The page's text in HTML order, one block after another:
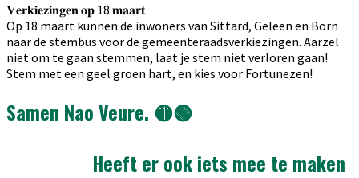
𝐕𝐞𝐫𝐤𝐢𝐞𝐳𝐢𝐧𝐠𝐞𝐧 𝐨𝐩 18 𝐦𝐚𝐚𝐫𝐭
Op 18 maart kunnen de inwoners van Sittard, Geleen en Born
naar de stembus voor de gemeenteraadsverkiezingen. Aarzel
niet om te gaan stemmen, laat je stem niet verloren gaan!
Stem met een geel groen hart, en kies voor Fortunezen!
Samen Nao Veure. 🟡🟢
Heeft er ook iets mee te maken